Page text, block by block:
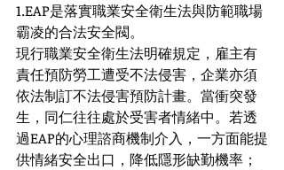
1.EAP是落實職業安全衛生法與防範職場
霸凌的合法安全閥。
現行職業安全衛生法明確規定，雇主有
責任預防勞工遭受不法侵害，企業亦須
依法制訂不法侵害預防計畫。當衝突發
生，同仁往往處於受害者情緒中。若透
過EAP的心理諮商機制介入，一方面能提
供情緒安全出口，降低隱形缺勤機率；